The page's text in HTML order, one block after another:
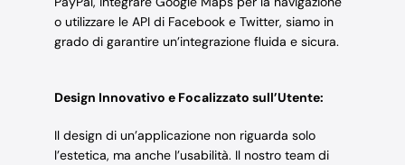
o utilizzare le API di Facebook e Twitter, siamo in
grado di garantire un’integrazione fluida e sicura.
Design Innovativo e Focalizzato sull’Utente:
Il design di un’applicazione non riguarda solo
l’estetica, ma anche l’usabilità. Il nostro team di